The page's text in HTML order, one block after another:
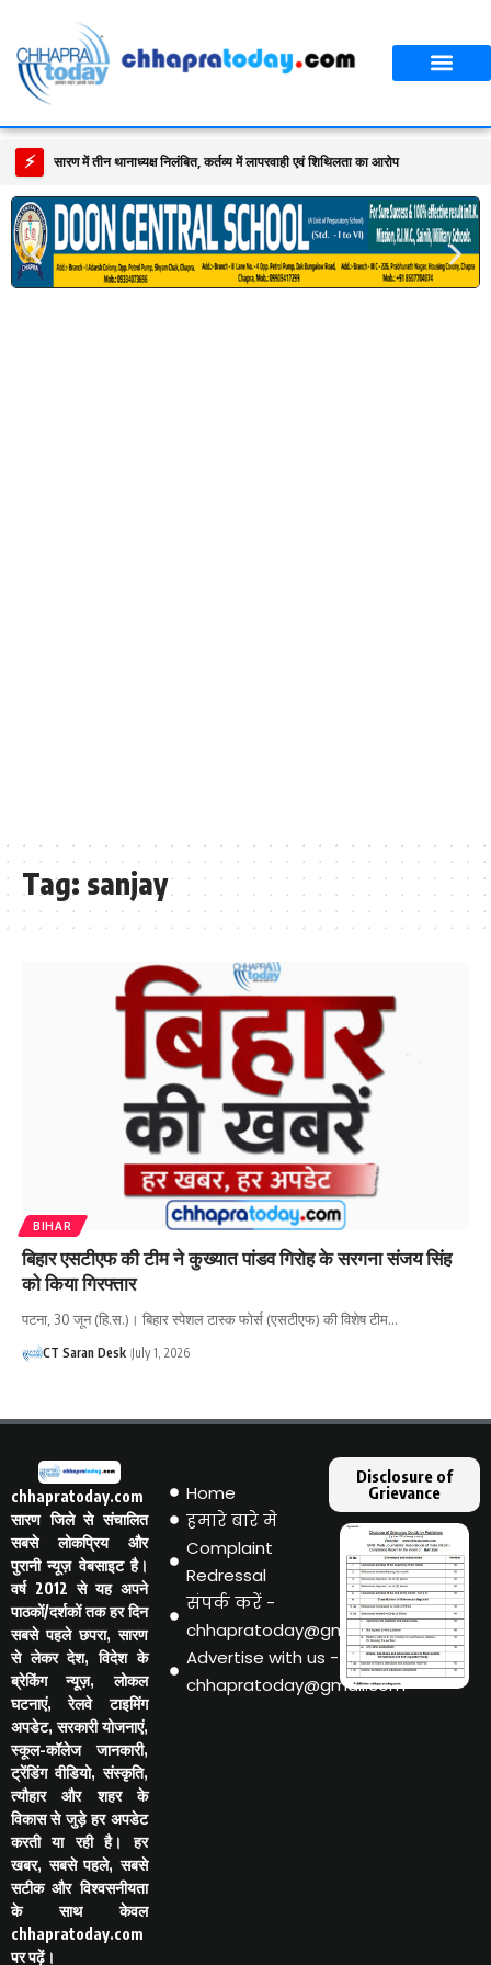
⚡ सारण में तीन थानाध्यक्ष निलंबित, कर्तव्य में लापरवाही एवं शिथिलता का आरोप
Tag: sanjay
BIHAR
बिहार एसटीएफ की टीम ने कुख्यात पांडव गिरोह के सरगना संजय सिंह
को किया गिरफ्तार
पटना, 30 जून (हि.स.)। बिहार स्पेशल टास्क फोर्स (एसटीएफ) की विशेष टीम…
CT Saran Desk July 1, 2026
chhapratoday.com
सारण जिले से संचालित
सबसे लोकप्रिय और
पुरानी न्यूज़ वेबसाइट है।
वर्ष 2012 से यह अपने
पाठकों/दर्शकों तक हर दिन
सबसे पहले छपरा, सारण
से लेकर देश, विदेश के
ब्रेकिंग न्यूज़, लोकल
घटनाएं, रेलवे टाइमिंग
अपडेट, सरकारी योजनाएं,
स्कूल-कॉलेज जानकारी,
ट्रेंडिंग वीडियो, संस्कृति,
त्यौहार और शहर के
विकास से जुड़े हर अपडेट
करती या रही है। हर
खबर, सबसे पहले, सबसे
सटीक और विश्वसनीयता
के साथ केवल
chhapratoday.com
पर पढ़ें।
Home
हमारे बारे मे
Complaint
Redressal
संपर्क करें -
chhapratoday@gmail.com
Advertise with us -
chhapratoday@gmail.com
Disclosure of
Grievance